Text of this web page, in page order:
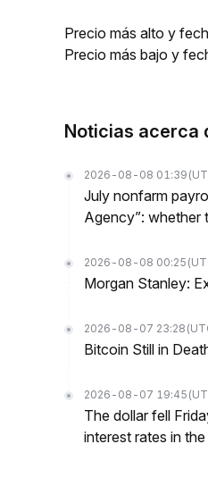
Precio más alto y
Precio más bajo y
Noticias acerca
2026-08-08 01:39
July nonfarm
Agency”: whether
2026-08-08 00:25
Morgan Stanley:
2026-08-07 23:28
Bitcoin Still in
2026-08-07 19:45
The dollar fell
interest rates in